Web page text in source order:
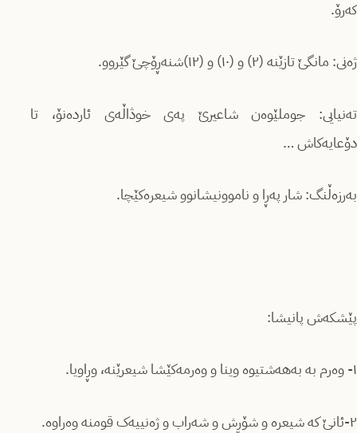
کەرۆ.
ژەنی: مانگێ تازێنە (۲) و (۱۰) و (۱۲)شنەڕۆچێ گێروو.
تەنیایی: جوملێوەن شاعیرێ پەی خوڎاڵەی ئاردەنۆ، تا
دۆعایەکاش …
بەرزەڵنگ: شار پەڕا و ناموونیشانوو شیعرەکێچا.
پێشکەش پانیشا:
۱- وەرم به بەهەشتیوە وینا و وەرمەکێشا شیعرێنە، وڕاویا.
۲-ئانێ کە شیعرە و شۆڕش و شەراب و ژەنییەک قومنە وەراوە.